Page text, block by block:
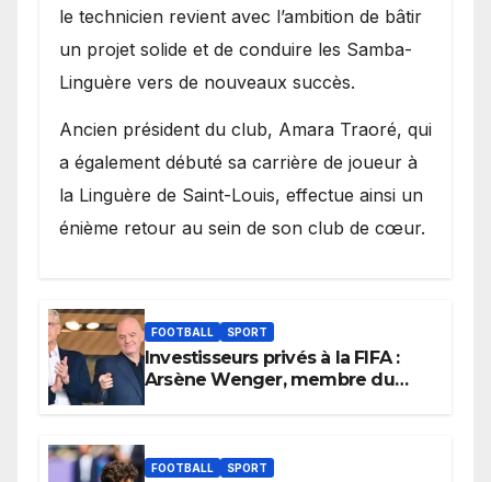
le technicien revient avec l’ambition de bâtir
un projet solide et de conduire les Samba-
Linguère vers de nouveaux succès.
Ancien président du club, Amara Traoré, qui
a également débuté sa carrière de joueur à
la Linguère de Saint-Louis, effectue ainsi un
énième retour au sein de son club de cœur.
FOOTBALL SPORT
Investisseurs privés à la FIFA :
Arsène Wenger, membre du
FOOTBALL SPORT